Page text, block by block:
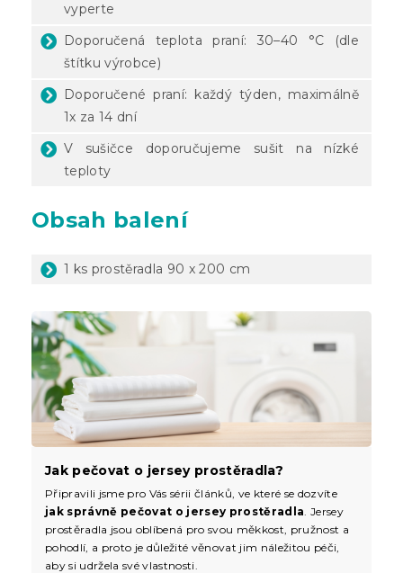
vyperte
Doporučená teplota praní: 30–40 °C (dle
štítku výrobce)
Doporučené praní: každý týden, maximálně
1x za 14 dní
V sušičce doporučujeme sušit na nízké
teploty
Obsah balení
1 ks prostěradla 90 x 200 cm
Jak pečovat o jersey prostěradla?
Připravili jsme pro Vás sérii článků, ve které se dozvíte
jak správně pečovat o jersey prostěradla . Jersey
prostěradla jsou oblíbená pro svou měkkost, pružnost a
pohodlí, a proto je důležité věnovat jim náležitou péči,
aby si udržela své vlastnosti.